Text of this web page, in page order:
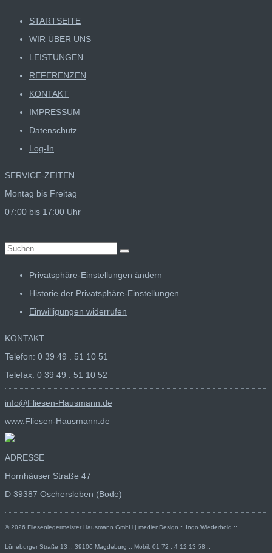
STARTSEITE
WIR ÜBER UNS
LEISTUNGEN
REFERENZEN
KONTAKT
IMPRESSUM
Datenschutz
Log-In
SERVICE-ZEITEN
Montag bis Freitag
07:00 bis 17:00 Uhr
Suchen
Privatsphäre-Einstellungen ändern
Historie der Privatsphäre-Einstellungen
Einwilligungen widerrufen
KONTAKT
Telefon: 0 39 49 . 51 10 51
Telefax: 0 39 49 . 51 10 52
info@Fliesen-Hausmann.de
www.Fliesen-Hausmann.de
ADRESSE
Hornhäuser Straße 47
D 39387 Oschersleben (Bode)
© 2026 Fliesenlegermeister Hausmann GmbH | medienDesign :: Ingo Wiederhold ::
Lüneburger Straße 13 :: 39106 Magdeburg :: Mobil: 01 72 . 4 12 13 58 ::